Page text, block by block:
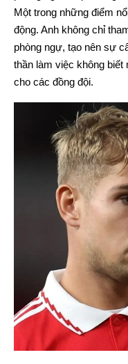
Một trong những điểm
động. Anh không chỉ
phòng ngự, tạo nên sự
thần làm việc không
cho các đồng đội.